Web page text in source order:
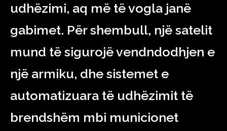
udhëzimi, aq më të vogla janë
gabimet. Për shembull, një satelit
mund të sigurojë vendndodhjen e
një armiku, dhe sistemet e
automatizuara të udhëzimit të
brendshëm mbi municionet